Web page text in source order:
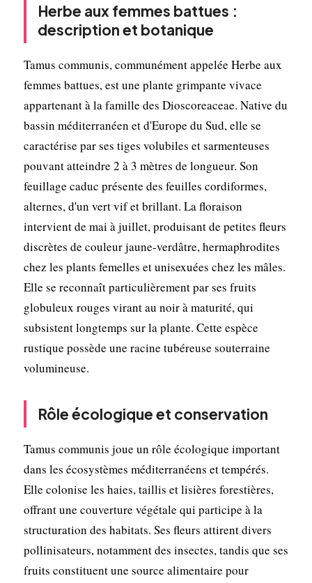
Herbe aux femmes battues :
description et botanique
Tamus communis, communément appelée Herbe aux
femmes battues, est une plante grimpante vivace
appartenant à la famille des Dioscoreaceae. Native du
bassin méditerranéen et d'Europe du Sud, elle se
caractérise par ses tiges volubiles et sarmenteuses
pouvant atteindre 2 à 3 mètres de longueur. Son
feuillage caduc présente des feuilles cordiformes,
alternes, d'un vert vif et brillant. La floraison
intervient de mai à juillet, produisant de petites fleurs
discrètes de couleur jaune-verdâtre, hermaphrodites
chez les plants femelles et unisexuées chez les mâles.
Elle se reconnaît particulièrement par ses fruits
globuleux rouges virant au noir à maturité, qui
subsistent longtemps sur la plante. Cette espèce
rustique possède une racine tubéreuse souterraine
volumineuse.
Rôle écologique et conservation
Tamus communis joue un rôle écologique important
dans les écosystèmes méditerranéens et tempérés.
Elle colonise les haies, taillis et lisières forestières,
offrant une couverture végétale qui participe à la
structuration des habitats. Ses fleurs attirent divers
pollinisateurs, notamment des insectes, tandis que ses
fruits constituent une source alimentaire pour